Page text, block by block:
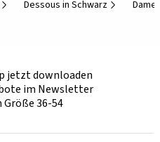
Dessous in Schwarz
jetzt downloaden
im Newsletter
36-54